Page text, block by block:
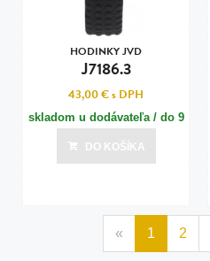
HODINKY JVD
J7186.3
43,00 €s DPH
skladom u dodávateľa / do 9
dní
Posledná aktualizácia dnes o 16:00
DO KOŠÍKA
« 1 2